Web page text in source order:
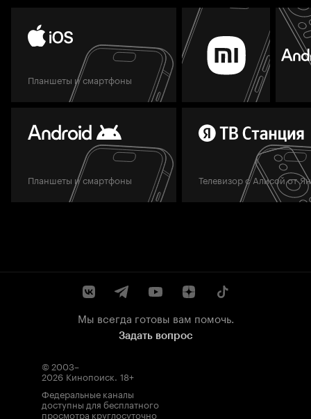
Планшеты и смартфоны
Планшеты и смартфоны Телевизор с Алисой от
Мы всегда готовы вам помочь.
Задать вопрос
© 2003–
2026 Кинопоиск. 18+
Федеральные каналы
доступны для бесплатного
просмотра круглосуточно